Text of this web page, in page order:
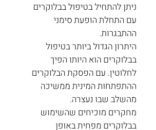
ניתן להתחיל בטיפול בבלוקרים
עם התחלת הופעת סימני
ההתבגרות.
היתרון הגדול ביותר בטיפול
בבלוקרים הוא היותו הפיך
לחלוטין. עם הפסקת הבלוקרים
ההתפתחות המינית ממשיכה
מהשלב שבו נעצרה.
מחקרים מוכיחים שהשימוש
בבלוקרים מפחית באופן